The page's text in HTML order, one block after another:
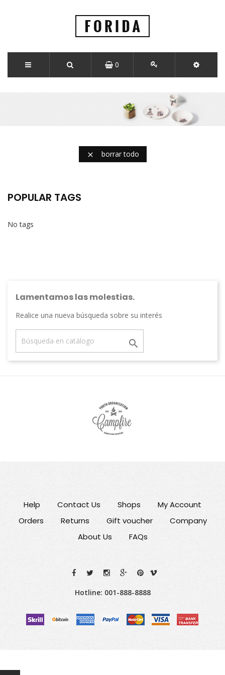
0
 borrar todo
POPULAR TAGS
No tags
Lamentamos las molestias.
Realice una nueva búsqueda sobre su interés

Help Contact Us Shops
My Account
Orders
Returns Gift voucher
Company
About Us
FAQs
Hotline: 001-888-8888